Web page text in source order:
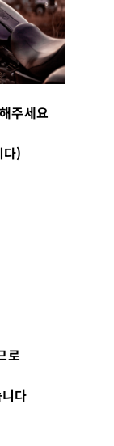
주세요
다)
로
다